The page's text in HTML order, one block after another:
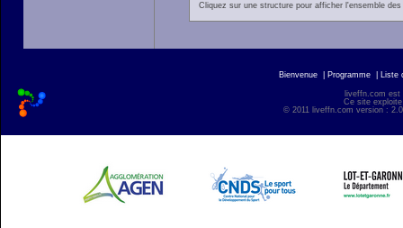
Cliquez sur une structure pour afficher l'ensemble
Bienvenue Programme Liste
liveffn.com est
Ce site
© 2011 liveffn.com version :